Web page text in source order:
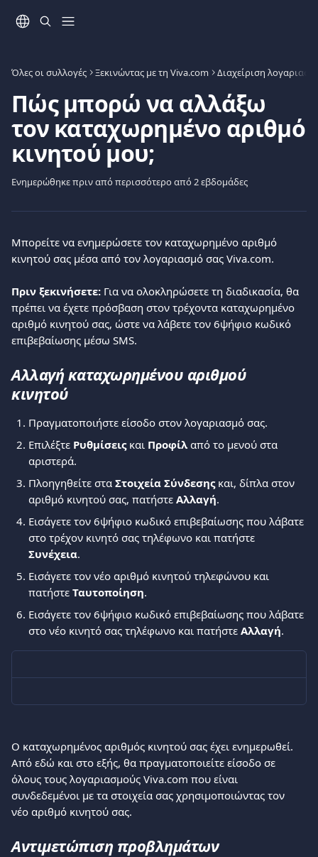
Όλες οι συλλογές Ξεκινώντας με τη Viva.com Διαχείριση
Πώς μπορώ να αλλάξω
τον καταχωρημένο αριθμό
κινητού μου;
Ενημερώθηκε πριν από περισσότερο από 2 εβδομάδες
Μπορείτε να ενημερώσετε τον καταχωρημένο αριθμό
κινητού σας μέσα από τον λογαριασμό σας Viva.com.
Πριν ξεκινήσετε: Για να ολοκληρώσετε τη διαδικασία, θα
πρέπει να έχετε πρόσβαση στον τρέχοντα καταχωρημένο
αριθμό κινητού σας, ώστε να λάβετε τον 6ψήφιο κωδικό
επιβεβαίωσης μέσω SMS.
Αλλαγή καταχωρημένου αριθμού
κινητού
Πραγματοποιήστε είσοδο στον λογαριασμό σας.
Επιλέξτε Ρυθμίσεις και Προφίλ από το μενού στα
αριστερά.
Πλοηγηθείτε στα Στοιχεία Σύνδεσης και, δίπλα στον
αριθμό κινητού σας, πατήστε Αλλαγή.
Εισάγετε τον 6ψήφιο κωδικό επιβεβαίωσης που λάβατε
στο τρέχον κινητό σας τηλέφωνο και πατήστε
Συνέχεια.
Εισάγετε τον νέο αριθμό κινητού τηλεφώνου και
πατήστε Ταυτοποίηση.
Εισάγετε τον 6ψήφιο κωδικό επιβεβαίωσης που λάβατε
στο νέο κινητό σας τηλέφωνο και πατήστε Αλλαγή.
Ο καταχωρημένος αριθμός κινητού σας έχει ενημερωθεί.
Από εδώ και στο εξής, θα πραγματοποιείτε είσοδο σε
όλους τους λογαριασμούς Viva.com που είναι
συνδεδεμένοι με τα στοιχεία σας χρησιμοποιώντας τον
νέο αριθμό κινητού σας.
Αντιμετώπιση προβλημάτων